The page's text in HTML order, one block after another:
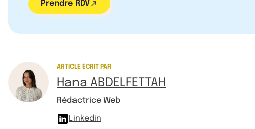
Prendre RDV
ARTICLE ÉCRIT PAR
Hana ABDELFETTAH
Rédactrice Web
Linkedin